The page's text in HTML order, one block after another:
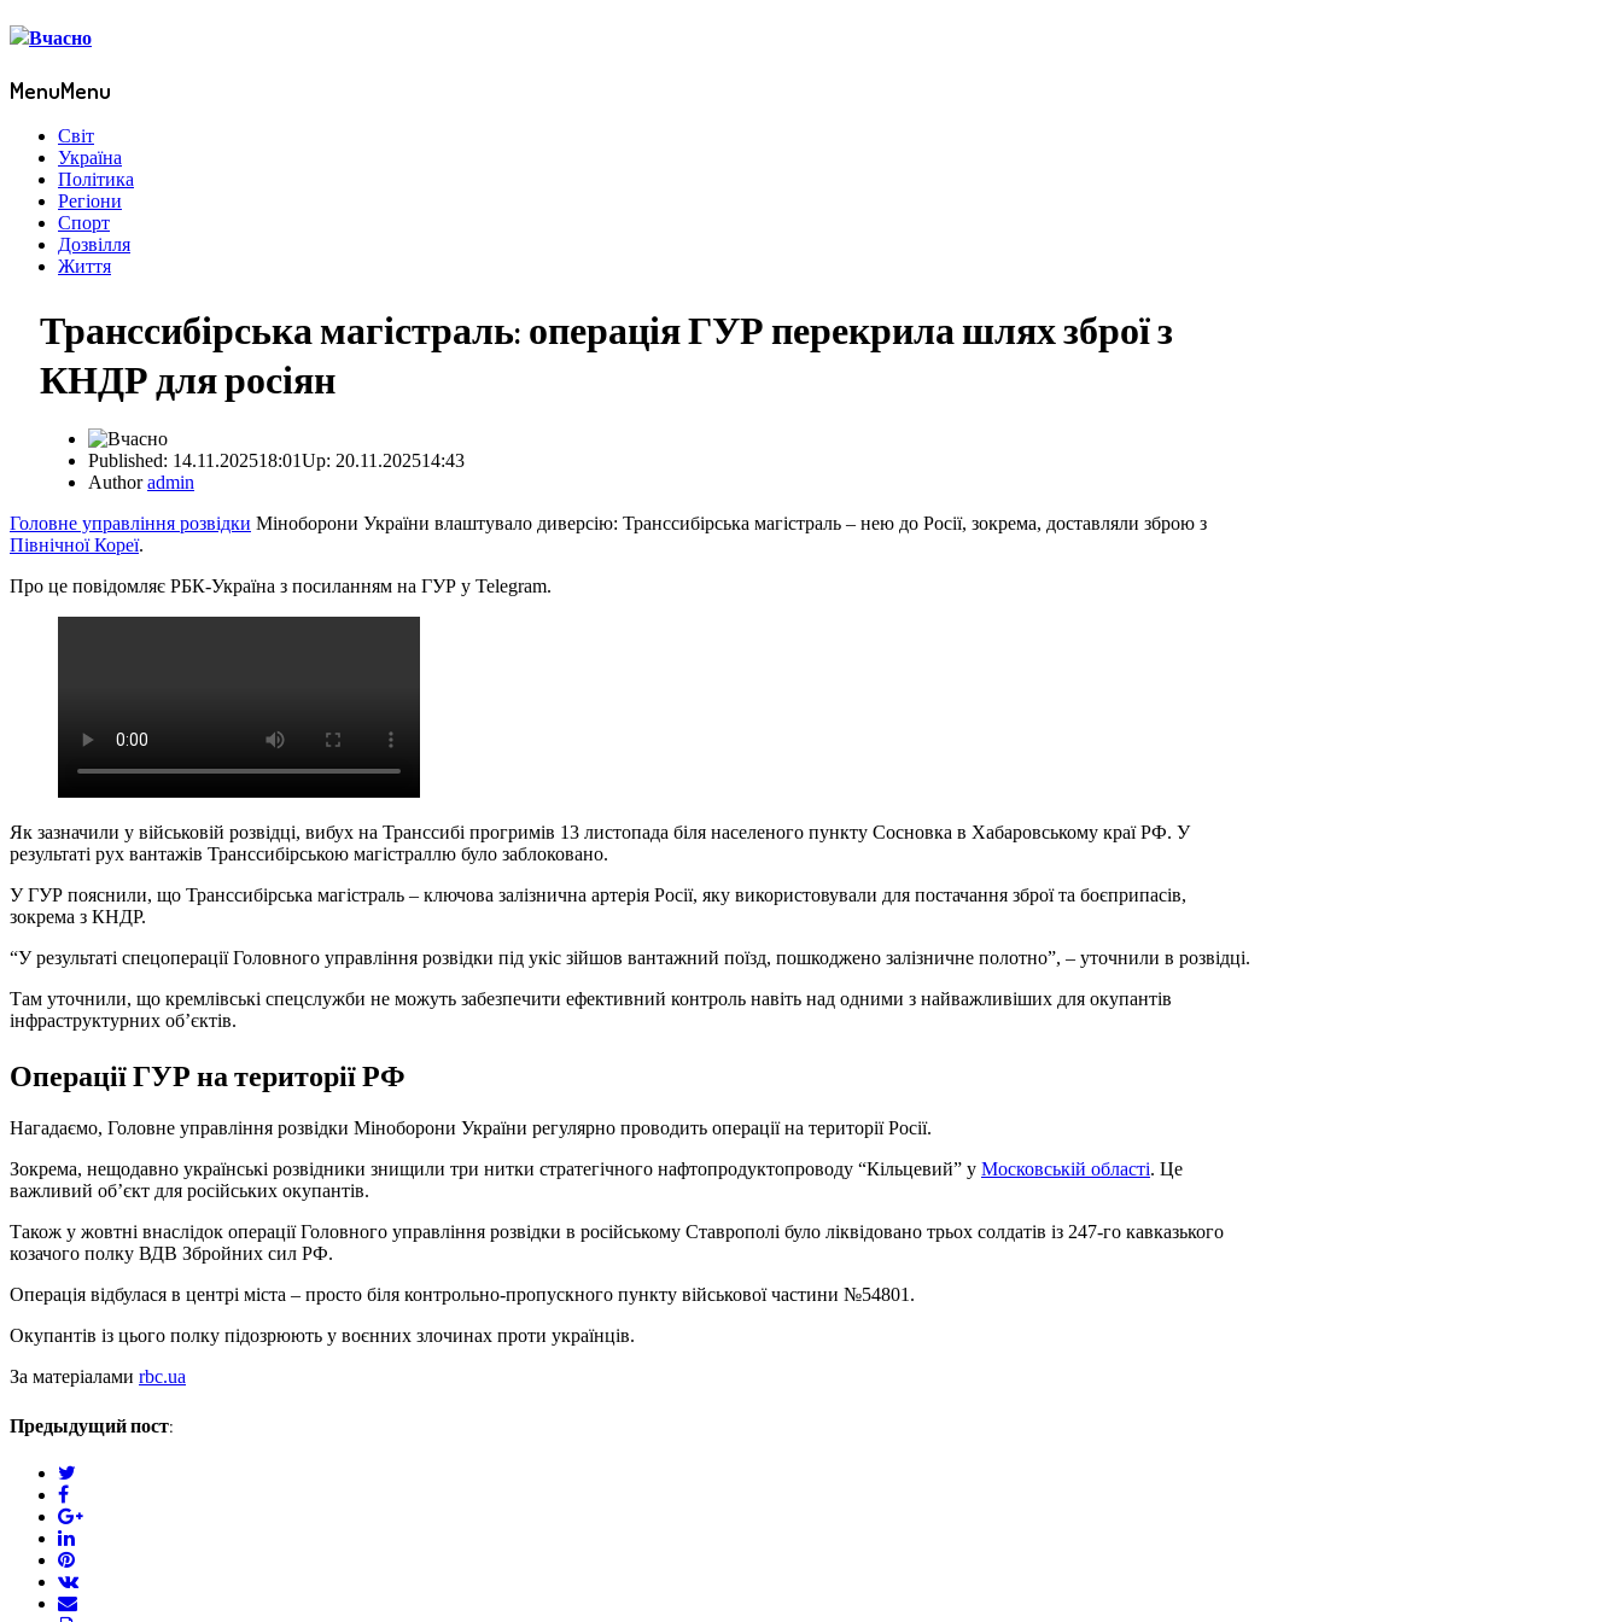
MenuMenu
Світ
Україна
Політика
Регіони
Спорт
Дозвілля
Життя
Транссибірська магістраль: операція ГУР перекрила шлях зброї з
КНДР для росіян
Published: 14.11.202518:01Up: 20.11.202514:43
Authoradmin
Головне управління розвідки Міноборони України влаштувало диверсію: Транссибірська магістраль – нею до Росії, зокрема, доставляли зброю з
Північної Кореї.
Про це повідомляє РБК-Україна з посиланням на ГУР у Telegram.
Як зазначили у військовій розвідці, вибух на Транссибі прогримів 13 листопада біля населеного пункту Сосновка в Хабаровському краї РФ. У
результаті рух вантажів Транссибірською магістраллю було заблоковано.
У ГУР пояснили, що Транссибірська магістраль – ключова залізнична артерія Росії, яку використовували для постачання зброї та боєприпасів,
зокрема з КНДР.
“У результаті спецоперації Головного управління розвідки під укіс зійшов вантажний поїзд, пошкоджено залізничне полотно”, – уточнили в розвідці.
Там уточнили, що кремлівські спецслужби не можуть забезпечити ефективний контроль навіть над одними з найважливіших для окупантів
інфраструктурних об’єктів.
Операції ГУР на території РФ
Нагадаємо, Головне управління розвідки Міноборони України регулярно проводить операції на території Росії.
Зокрема, нещодавно українські розвідники знищили три нитки стратегічного нафтопродуктопроводу “Кільцевий” у Московській області. Це
важливий об’єкт для російських окупантів.
Також у жовтні внаслідок операції Головного управління розвідки в російському Ставрополі було ліквідовано трьох солдатів із 247-го кавказького
козачого полку ВДВ Збройних сил РФ.
Операція відбулася в центрі міста – просто біля контрольно-пропускного пункту військової частини №54801.
Окупантів із цього полку підозрюють у воєнних злочинах проти українців.
За матеріалами rbc.ua
Предыдущий пост:
facebook
google+
linkedin
pinterest
vkontakte
email